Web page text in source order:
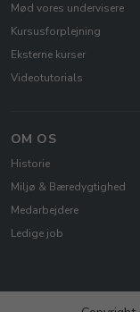
Mød vores undervisere
Kursusforplejning
Eksterne kurser
Videotutorials
OM OS
Historie
Miljø & Bæredygtighed
Medarbejdere
Ledige job